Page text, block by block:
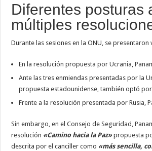
Diferentes posturas
múltiples
Durante las sesiones en la ONU, se
En la resolución propuesta por Ucrania,
Ante las tres enmiendas presentadas por la
propuesta estadounidense, también optó
Frente a la resolución presentada por Rusia,
Sin embargo, en el Consejo de Seguridad,
resolución «Camino hacia la Paz» propuesta
descrita por el canciller como «más sencilla,